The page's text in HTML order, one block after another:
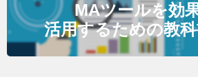
MAツールを効
活用するための教